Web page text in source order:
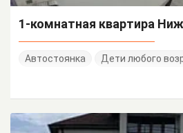
Автостоянка Дети любого